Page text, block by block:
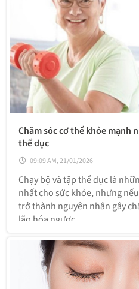
Chăm sóc cơ thể khỏe mạnh
thể dục
09:09 AM, 21/01/2026
Chạy bộ và tập thể dục là
nhất cho sức khỏe, nhưng
trở thành nguyên nhân gây
lão hóa ngược.